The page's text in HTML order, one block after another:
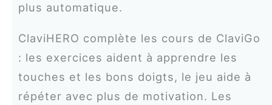
plus automatique.
ClaviHERO complète les cours de ClaviGo
: les exercices aident à apprendre les
touches et les bons doigts, le jeu aide à
répéter avec plus de motivation. Les